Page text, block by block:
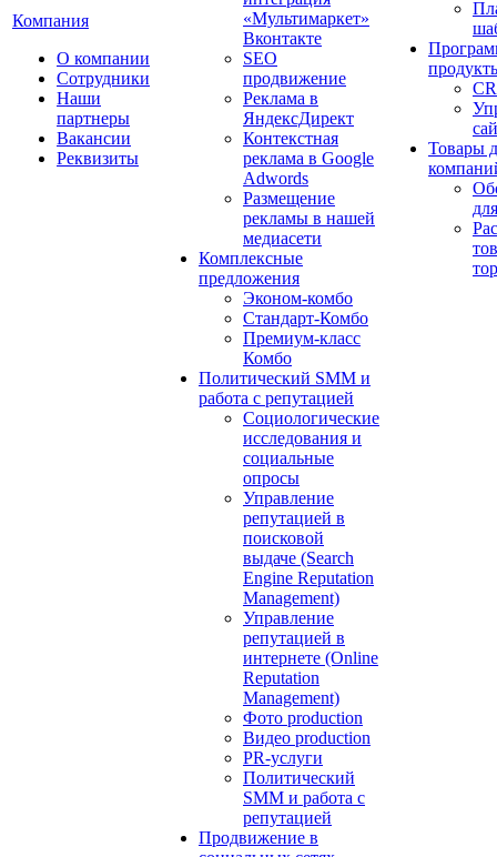
Компания
О компании
Сотрудники
Наши
партнеры
Вакансии
Реквизиты
«Мультимаркет»
Вконтакте
SEO
продвижение
Реклама в
ЯндексДирект
Контекстная
реклама в Google
Adwords
Размещение
рекламы в нашей
медиасети
Комплексные
предложения
Эконом-комбо
Стандарт-Комбо
Премиум-класс
Комбо
Политический SMM и
работа с репутацией
Социологические
исследования и
социальные
опросы
Управление
репутацией в
поисковой
выдаче (Search
Engine Reputation
Management)
Управление
репутацией в
интернете (Online
Reputation
Management)
Фото production
Видео production
PR-услуги
Политический
SMM и работа с
репутацией
Продвижение в
Товары